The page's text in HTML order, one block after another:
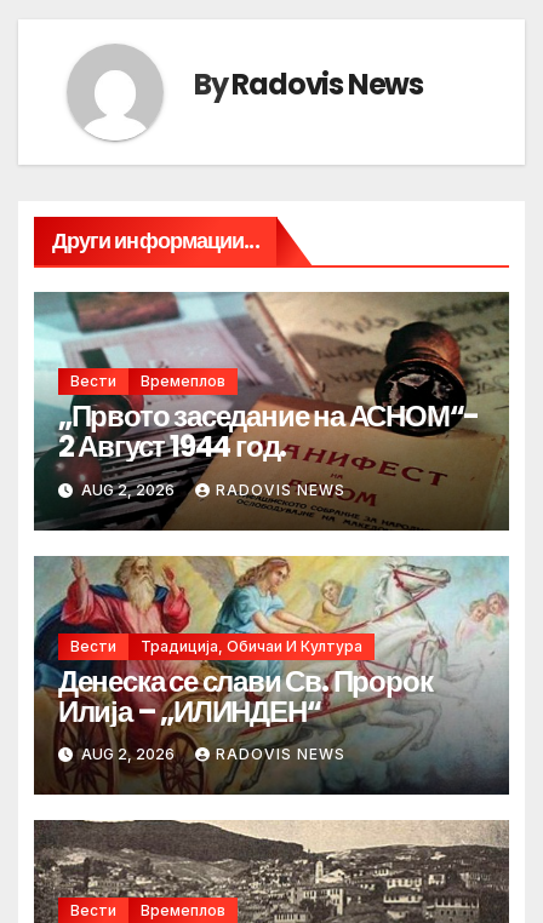
ByRadovis News
Други информации...
Вести Времеплов
„Првото заседание на АСНОМ“-
2 Август 1944 год.
AUG 2, 2026 RADOVIS NEWS
Вести Традиција, Обичаи И Култура
Денеска се слави Св. Пророк
Илија – „ИЛИНДЕН“
AUG 2, 2026 RADOVIS NEWS
Вести Времеплов